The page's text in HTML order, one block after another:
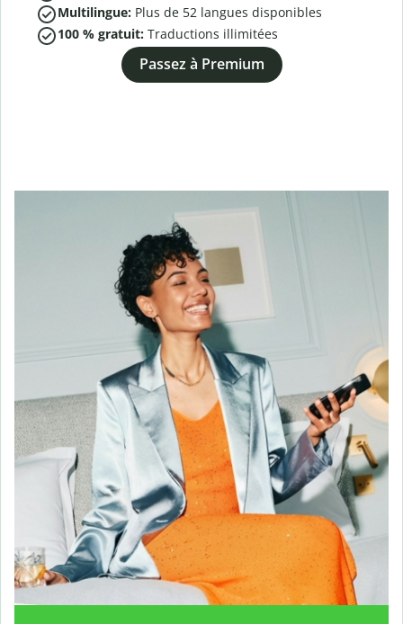
Multilingue: Plus de 52 langues disponibles
100 % gratuit: Traductions illimitées
Passez à Premium